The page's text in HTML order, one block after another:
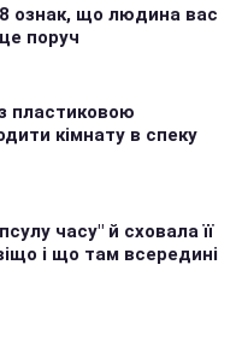
ознак, що людина вас
поруч
пластиковою
кімнату в спеку
часу" й сховала її
і що там всередині